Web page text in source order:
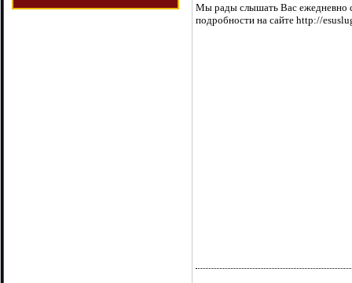
Мы рады слышать Вас ежедневно
подробности на сайте http://